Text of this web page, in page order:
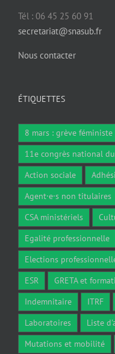
Tél : 06 45 25 60 91
secretariat@snasub.fr
Nous contacter
ÉTIQUETTES
8 mars : grève féministe
11e congrès national du
Action sociale
Agent·e·s non titulaires
CSA ministériels
Egalité professionnelle
Elections
ESR
GRETA et
Indemnitaire
ITRF
Laboratoires
Liste
Mutations et mobilité